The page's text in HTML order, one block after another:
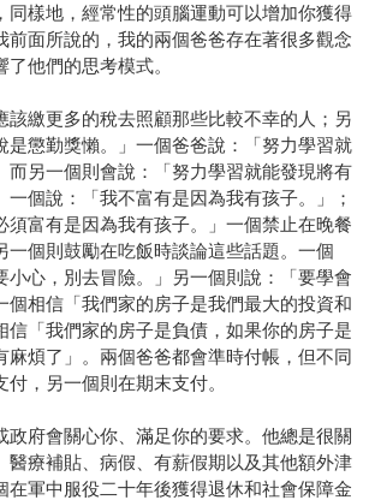
同樣地，經常性的頭腦運動可以增加你獲得
前面所說的，我的兩個爸爸存在著很多觀念
了他們的思考模式。
該繳更多的稅去照顧那些比較不幸的人；另
是懲勤獎懶。」一個爸爸說：「努力學習就
而另一個則會說：「努力學習就能發現將有
一個說：「我不富有是因為我有孩子。」；
須富有是因為我有孩子。」一個禁止在晚餐
一個則鼓勵在吃飯時談論這些話題。一個
小心，別去冒險。」另一個則說：「要學會
個相信「我們家的房子是我們最大的投資和
信「我們家的房子是負債，如果你的房子是
麻煩了」。兩個爸爸都會準時付帳，但不同
，另一個則在期末支付。
政府會關心你、滿足你的要求。他總是很關
醫療補貼、病假、有薪假期以及其他額外津
在軍中服役二十年後獲得退休和社會保障金